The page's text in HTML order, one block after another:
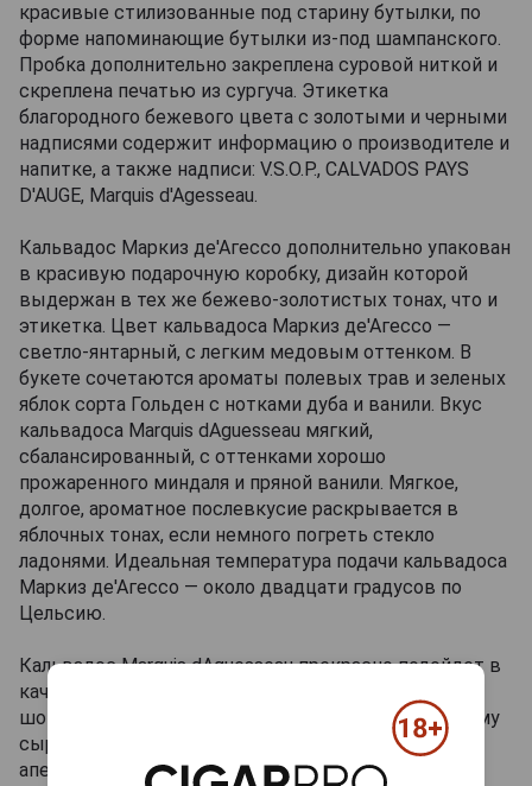
красивые стилизованные под старину бутылки, по
форме напоминающие бутылки из-под шампанского.
Пробка дополнительно закреплена суровой ниткой и
скреплена печатью из сургуча. Этикетка
благородного бежевого цвета с золотыми и черными
надписями содержит информацию о производителе и
напитке, а также надписи: V.S.O.P., CALVADOS PAYS
D'AUGE, Marquis d'Agesseau.
Кальвадос Маркиз де'Агессо дополнительно упакован
в красивую подарочную коробку, дизайн которой
выдержан в тех же бежево-золотистых тонах, что и
этикетка. Цвет кальвадоса Маркиз де'Агессо —
светло-янтарный, с легким медовым оттенком. В
букете сочетаются ароматы полевых трав и зеленых
яблок сорта Гольден с нотками дуба и ванили. Вкус
кальвадоса Marquis dAguesseau мягкий,
сбалансированный, с оттенками хорошо
прожаренного миндаля и пряной ванили. Мягкое,
долгое, ароматное послевкусие раскрывается в
яблочных тонах, если немного погреть стекло
ладонями. Идеальная температура подачи кальвадоса
Маркиз де'Агессо — около двадцати градусов по
Цельсию.
Кальвадос Marquis dAguesseau прекрасно подойдет в
качестве дижестива. Его можно подать к кофе,
шоколадным и фруктовым десертам, французскому
сыру, пирогу с яблоками или грушами. В качестве
аперитива этот напиток можно использовать в